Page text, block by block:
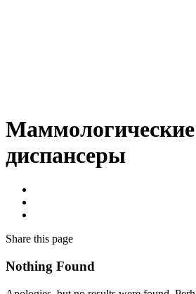
Маммологические
диспансеры
Share this page
Nothing Found